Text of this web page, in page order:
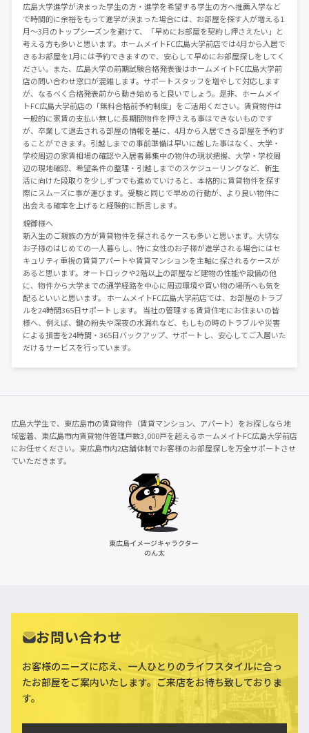
広島大学進学が決まった学生の方・進学を希望する学生の方へ推薦入学など
で時間的に余裕をもって進学が決まった場合には、お部屋を探す人が増える1
月～3月のトップシーズンを避けて、「早めにお部屋を契約し押さえたい」と
考える方も多いと思います。ホームメイトFC広島大学前店では4月から入居で
きるお部屋を1月には予約できますので、安心して早めにお部屋探しをしてく
ださい。また、広島大学の前期試験合格発表後はホームメイトFC広島大学前
店の問い合わせ窓口が混雑します。サポートスタッフを増やして対応します
が、なるべく合格発表前から動き始めると良いでしょう。是非、ホームメイ
トFC広島大学前店の「無料合格前予約制度」をご活用ください。賃貸物件は
一般的に家賃の支払い無しに長期間物件を押さえる事はできないものです
が、卒業して退去される部屋の情報を基に、4月から入居できる部屋を予約す
ることができます。引越しまでの事前準備は早いに越した事はなく、大学・
学校周辺の家賃相場の確認や入居者募集中の物件の現状把握、大学・学校周
辺の現地確認、希望条件の整理・引越しまでのスケジューリングなど、新生
活に向けた段取りを少しずつでも進めていけると、本格的に賃貸物件を探す
際にスムーズに事が運びます。受験と同じで早めの行動が、より良い物件に
出会える確率を上げると経験的に断言します。
親御様へ
新入生のご親族の方が賃貸物件を探されるケースも多いと思います。大切な
お子様のはじめての一人暮らし、特に女性のお子様が進学される場合にはセ
キュリティ重視の賃貸アパートや賃貸マンションを主軸に探されるケースが
あると思います。オートロックや2階以上の部屋など建物の性能や設備の他
に、物件から大学までの通学経路を中心に周辺環境や買い物の場所へも気を
配るといいと思います。 ホームメイトFC広島大学前店では、お部屋のトラブ
ルを24時間365日サポートします。 当社の管理する賃貸住宅にお住まいの皆
様へ、例えば、鍵の紛失や深夜の水漏れなど、もしもの時のトラブルや災害
による損害を24時間・365日バックアップ、サポートし、安心してご入居いた
だけるサービスを行っています。
広島大学生で、東広島市の賃貸物件（賃貸マンション、アパート）をお探しなら地
域密着、東広島市内賃貸物件管理戸数3,000戸を超えるホームメイトFC広島大学前店
にお任せください。東広島市内2店舗体制でお客様のお部屋探しを万全サポートさせ
ていただきます。
お問い合わせ
お客様のニーズに応え、一人ひとりのライフスタイルに合っ
たお部屋をご案内いたします。ご来店をお待ち致しておりま
す。